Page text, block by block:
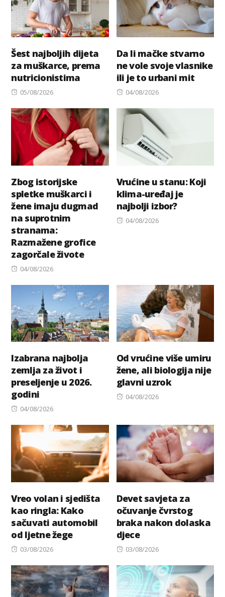
Šest najboljih dijeta
za muškarce, prema
nutricionistima
Posted
05/08/2026
Da li mačke stvarno
ne vole svoje vlasnike
ili je to urbani mit
Posted
04/08/2026
Zbog istorijske
spletke muškarci i
žene imaju dugmad
na suprotnim
stranama:
Razmažene grofice
zagorčale živote
Posted
04/08/2026
Vrućine u stanu: Koji
klima-uređaj je
najbolji izbor?
Posted
04/08/2026
Izabrana najbolja
zemlja za život i
preseljenje u 2026.
godini
Posted
04/08/2026
Od vrućine više umiru
žene, ali biologija nije
glavni uzrok
Posted
04/08/2026
Vreo volan i sjedišta
kao ringla: Kako
sačuvati automobil
od ljetne žege
Posted
03/08/2026
Devet savjeta za
očuvanje čvrstog
braka nakon dolaska
djece
Posted
03/08/2026